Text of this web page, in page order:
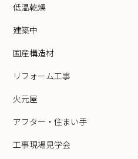
低温乾燥
建築中
国産構造材
リフォーム工事
火元屋
アフター・住まい手
工事現場見学会